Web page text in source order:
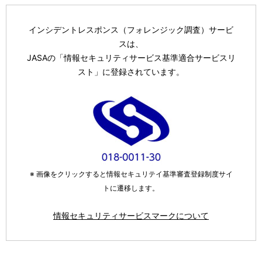
インシデントレスポンス（フォレンジック調査）サービ
スは、
JASAの「情報セキュリティサービス基準適合サービスリ
スト」に登録されています。
※ 画像をクリックすると情報セキュリテイ基準審査登録制度サイ
トに遷移します。
情報セキュリティサービスマークについて